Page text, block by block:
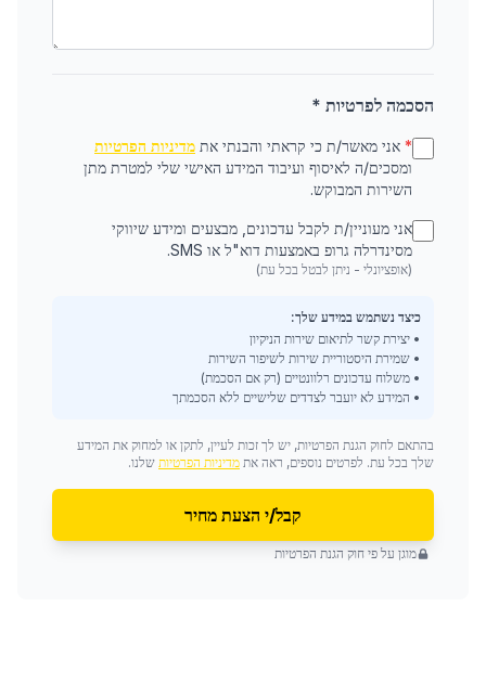
הסכמה לפרטיות *
* אני מאשר/ת כי קראתי והבנתי את מדיניות הפרטיות
ומסכים/ה לאיסוף ועיבוד המידע האישי שלי למטרת מתן
השירות המבוקש.
אני מעוניין/ת לקבל עדכונים, מבצעים ומידע שיווקי
מסינדרלה גרופ באמצעות דוא"ל או SMS.
(אופציונלי - ניתן לבטל בכל עת)
כיצד נשתמש במידע שלך:
• יצירת קשר לתיאום שירות הניקיון
• שמירת היסטוריית שירות לשיפור השירות
• משלוח עדכונים רלוונטיים (רק אם הסכמת)
• המידע לא יועבר לצדדים שלישיים ללא הסכמתך
בהתאם לחוק הגנת הפרטיות, יש לך זכות לעיין, לתקן או למחוק את המידע
שלך בכל עת. לפרטים נוספים, ראה את מדיניות הפרטיות שלנו.
קבל/י הצעת מחיר
מוגן על פי חוק הגנת הפרטיות